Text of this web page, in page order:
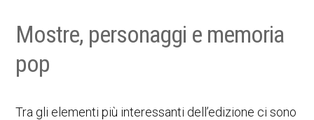
Mostre, personaggi e memoria
pop
Tra gli elementi più interessanti dell’edizione ci sono